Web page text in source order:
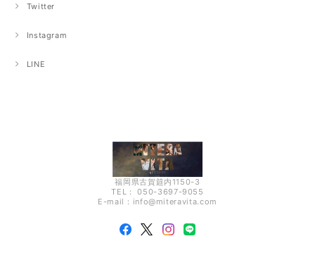
Twitter
Instagram
LINE
福岡県古賀筵内1150-3
TEL： 050-3697-9055
E-mail： info@miteravita.com